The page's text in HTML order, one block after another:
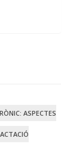
ASPECTES